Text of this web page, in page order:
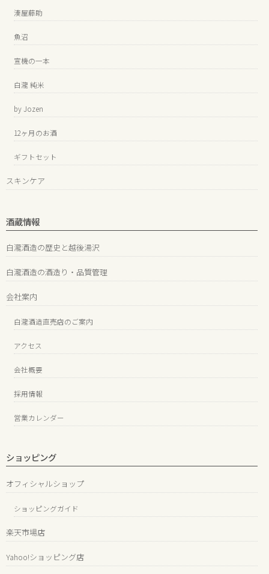
湊屋藤助
魚沼
宣機の一本
白瀧 純米
by Jozen
12ヶ月のお酒
ギフトセット
スキンケア
酒蔵情報
白瀧酒造の歴史と越後湯沢
白瀧酒造の酒造り・品質管理
会社案内
白瀧酒造直売店のご案内
アクセス
会社概要
採用情報
営業カレンダー
ショッピング
オフィシャルショップ
ショッピングガイド
楽天市場店
Yahoo!ショッピング店